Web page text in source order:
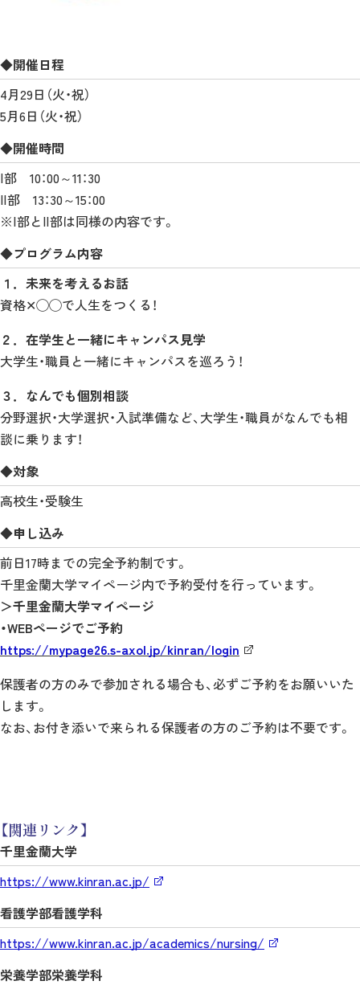
◆開催日程
4月29日（火・祝）
5月6日（火・祝）
◆開催時間
Ⅰ部 10：00～11：30
Ⅱ部 13：30～15：00
※Ⅰ部とⅡ部は同様の内容です。
◆プログラム内容
１．未来を考えるお話
資格✕◯◯で人生をつくる！
２．在学生と一緒にキャンパス見学
大学生・職員と一緒にキャンパスを巡ろう！
３．なんでも個別相談
分野選択・大学選択・入試準備など、大学生・職員がなんでも相
談に乗ります！
◆対象
高校生・受験生
◆申し込み
前日17時までの完全予約制です。
千里金蘭大学マイページ内で予約受付を行っています。
＞千里金蘭大学マイページ
・WEBページでご予約
https://mypage26.s-axol.jp/kinran/login
保護者の方のみで参加される場合も、必ずご予約をお願いいた
します。
なお、お付き添いで来られる保護者の方のご予約は不要です。
【関連リンク】
千里金蘭大学
https://www.kinran.ac.jp/
看護学部看護学科
https://www.kinran.ac.jp/academics/nursing/
栄養学部栄養学科